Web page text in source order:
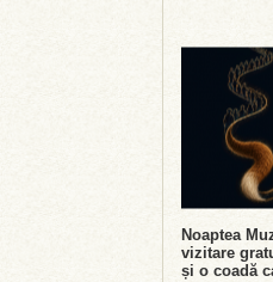
Noaptea
vizitare
și o coadă